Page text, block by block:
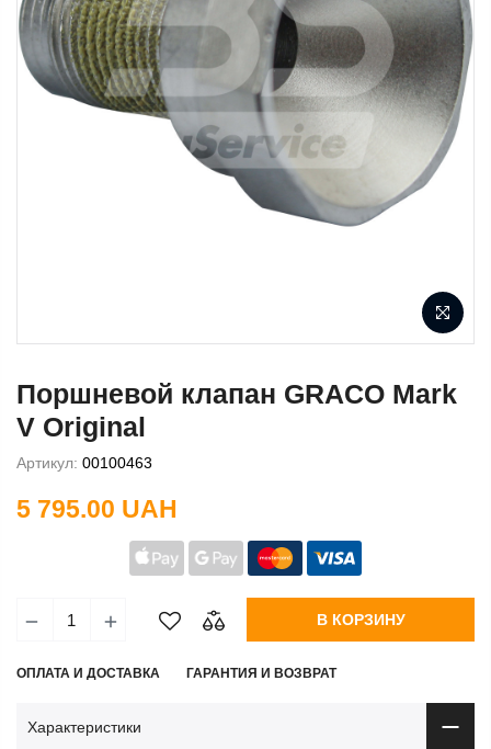
Поршневой клапан GRACO Mark
V Original
Артикул: 00100463
5 795.00 UAH
В КОРЗИНУ
ОПЛАТА И ДОСТАВКА ГАРАНТИЯ И ВОЗВРАТ
Характеристики